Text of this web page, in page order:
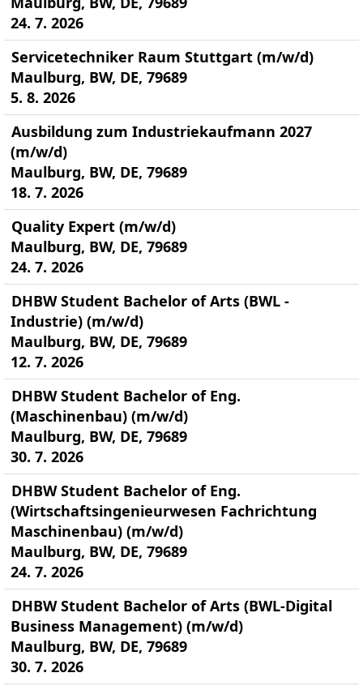
24. 7. 2026
Servicetechniker Raum Stuttgart (m/w/d)
Maulburg, BW, DE, 79689
5. 8. 2026
Ausbildung zum Industriekaufmann 2027
(m/w/d)
Maulburg, BW, DE, 79689
18. 7. 2026
Quality Expert (m/w/d)
Maulburg, BW, DE, 79689
24. 7. 2026
DHBW Student Bachelor of Arts (BWL -
Industrie) (m/w/d)
Maulburg, BW, DE, 79689
12. 7. 2026
DHBW Student Bachelor of Eng.
(Maschinenbau) (m/w/d)
Maulburg, BW, DE, 79689
30. 7. 2026
DHBW Student Bachelor of Eng.
(Wirtschaftsingenieurwesen Fachrichtung
Maschinenbau) (m/w/d)
Maulburg, BW, DE, 79689
24. 7. 2026
DHBW Student Bachelor of Arts (BWL-Digital
Business Management) (m/w/d)
Maulburg, BW, DE, 79689
30. 7. 2026